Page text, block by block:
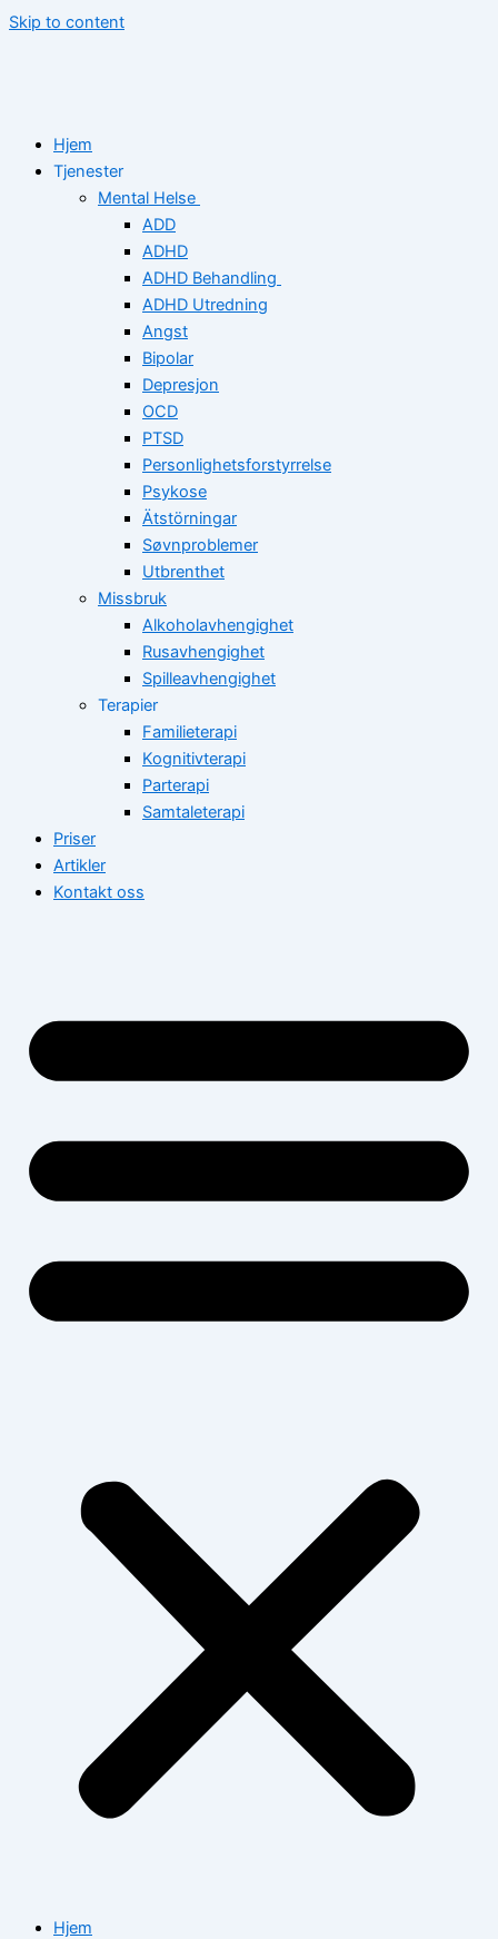
Skip to content
Hjem
Tjenester
Mental Helse
ADD
ADHD
ADHD Behandling
ADHD Utredning
Angst
Bipolar
Depresjon
OCD
PTSD
Personlighetsforstyrrelse
Psykose
Ätstörningar
Søvnproblemer
Utbrenthet
Missbruk
Alkoholavhengighet
Rusavhengighet
Spilleavhengighet
Terapier
Familieterapi
Kognitivterapi
Parterapi
Samtaleterapi
Priser
Artikler
Kontakt oss
Hjem